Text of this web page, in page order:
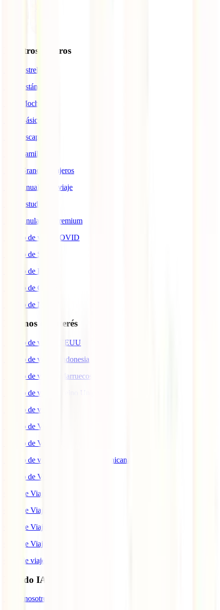
Nuestros seguros
IATI Estrella
IATI Estándar
IATI Mochilero
IATI Básico
IATI Escapadas
IATI Familia
IATI Grandes Viajeros
IATI Anual Multiviaje
IATI Estudios
IATI Anulación Premium
Seguro de viaje COVID
Seguro de Salud
Seguro de Hogar
Seguro de Coche
Seguro de Moto
Destinos de interés
Seguro de viaje a EEUU
Seguro de viaje a Indonesia
Seguro de viaje a Marruecos
Seguro de viaje a Reino Unido
Seguro de viaje a México
Seguro de Viaje a Tailandia
Seguro de Viaje a China
Seguro de viaje a República Dominicana
Seguro de Viaje a Colombia
Guía de Viaje a Estados Unidos
Guía de Viaje a México
Guía de Viaje a Marruecos
Guía de Viaje a Cuba
Guía de viaje a Indonesia
Mundo IATI
Sobre nosotros